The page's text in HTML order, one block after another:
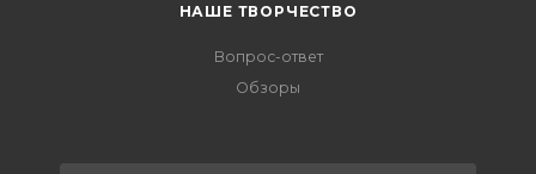
НАШЕ ТВОРЧЕСТВО
Вопрос-ответ
Обзоры